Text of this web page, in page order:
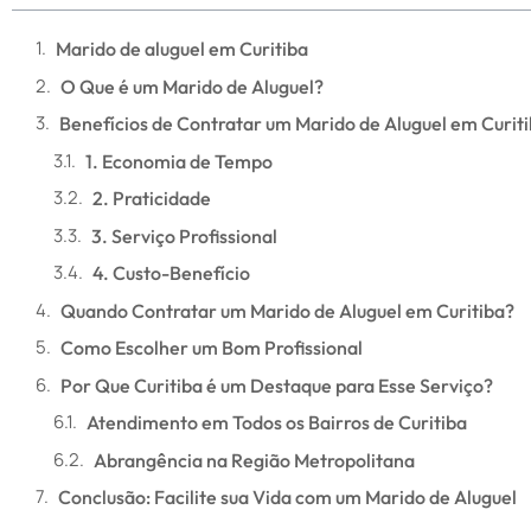
Marido de aluguel em Curitiba
O Que é um Marido de Aluguel?
Benefícios de Contratar um Marido de Aluguel em
1. Economia de Tempo
2. Praticidade
3. Serviço Profissional
4. Custo-Benefício
Quando Contratar um Marido de Aluguel em Curitiba?
Como Escolher um Bom Profissional
Por Que Curitiba é um Destaque para Esse Serviço?
Atendimento em Todos os Bairros de Curitiba
Abrangência na Região Metropolitana
Conclusão: Facilite sua Vida com um Marido de Aluguel